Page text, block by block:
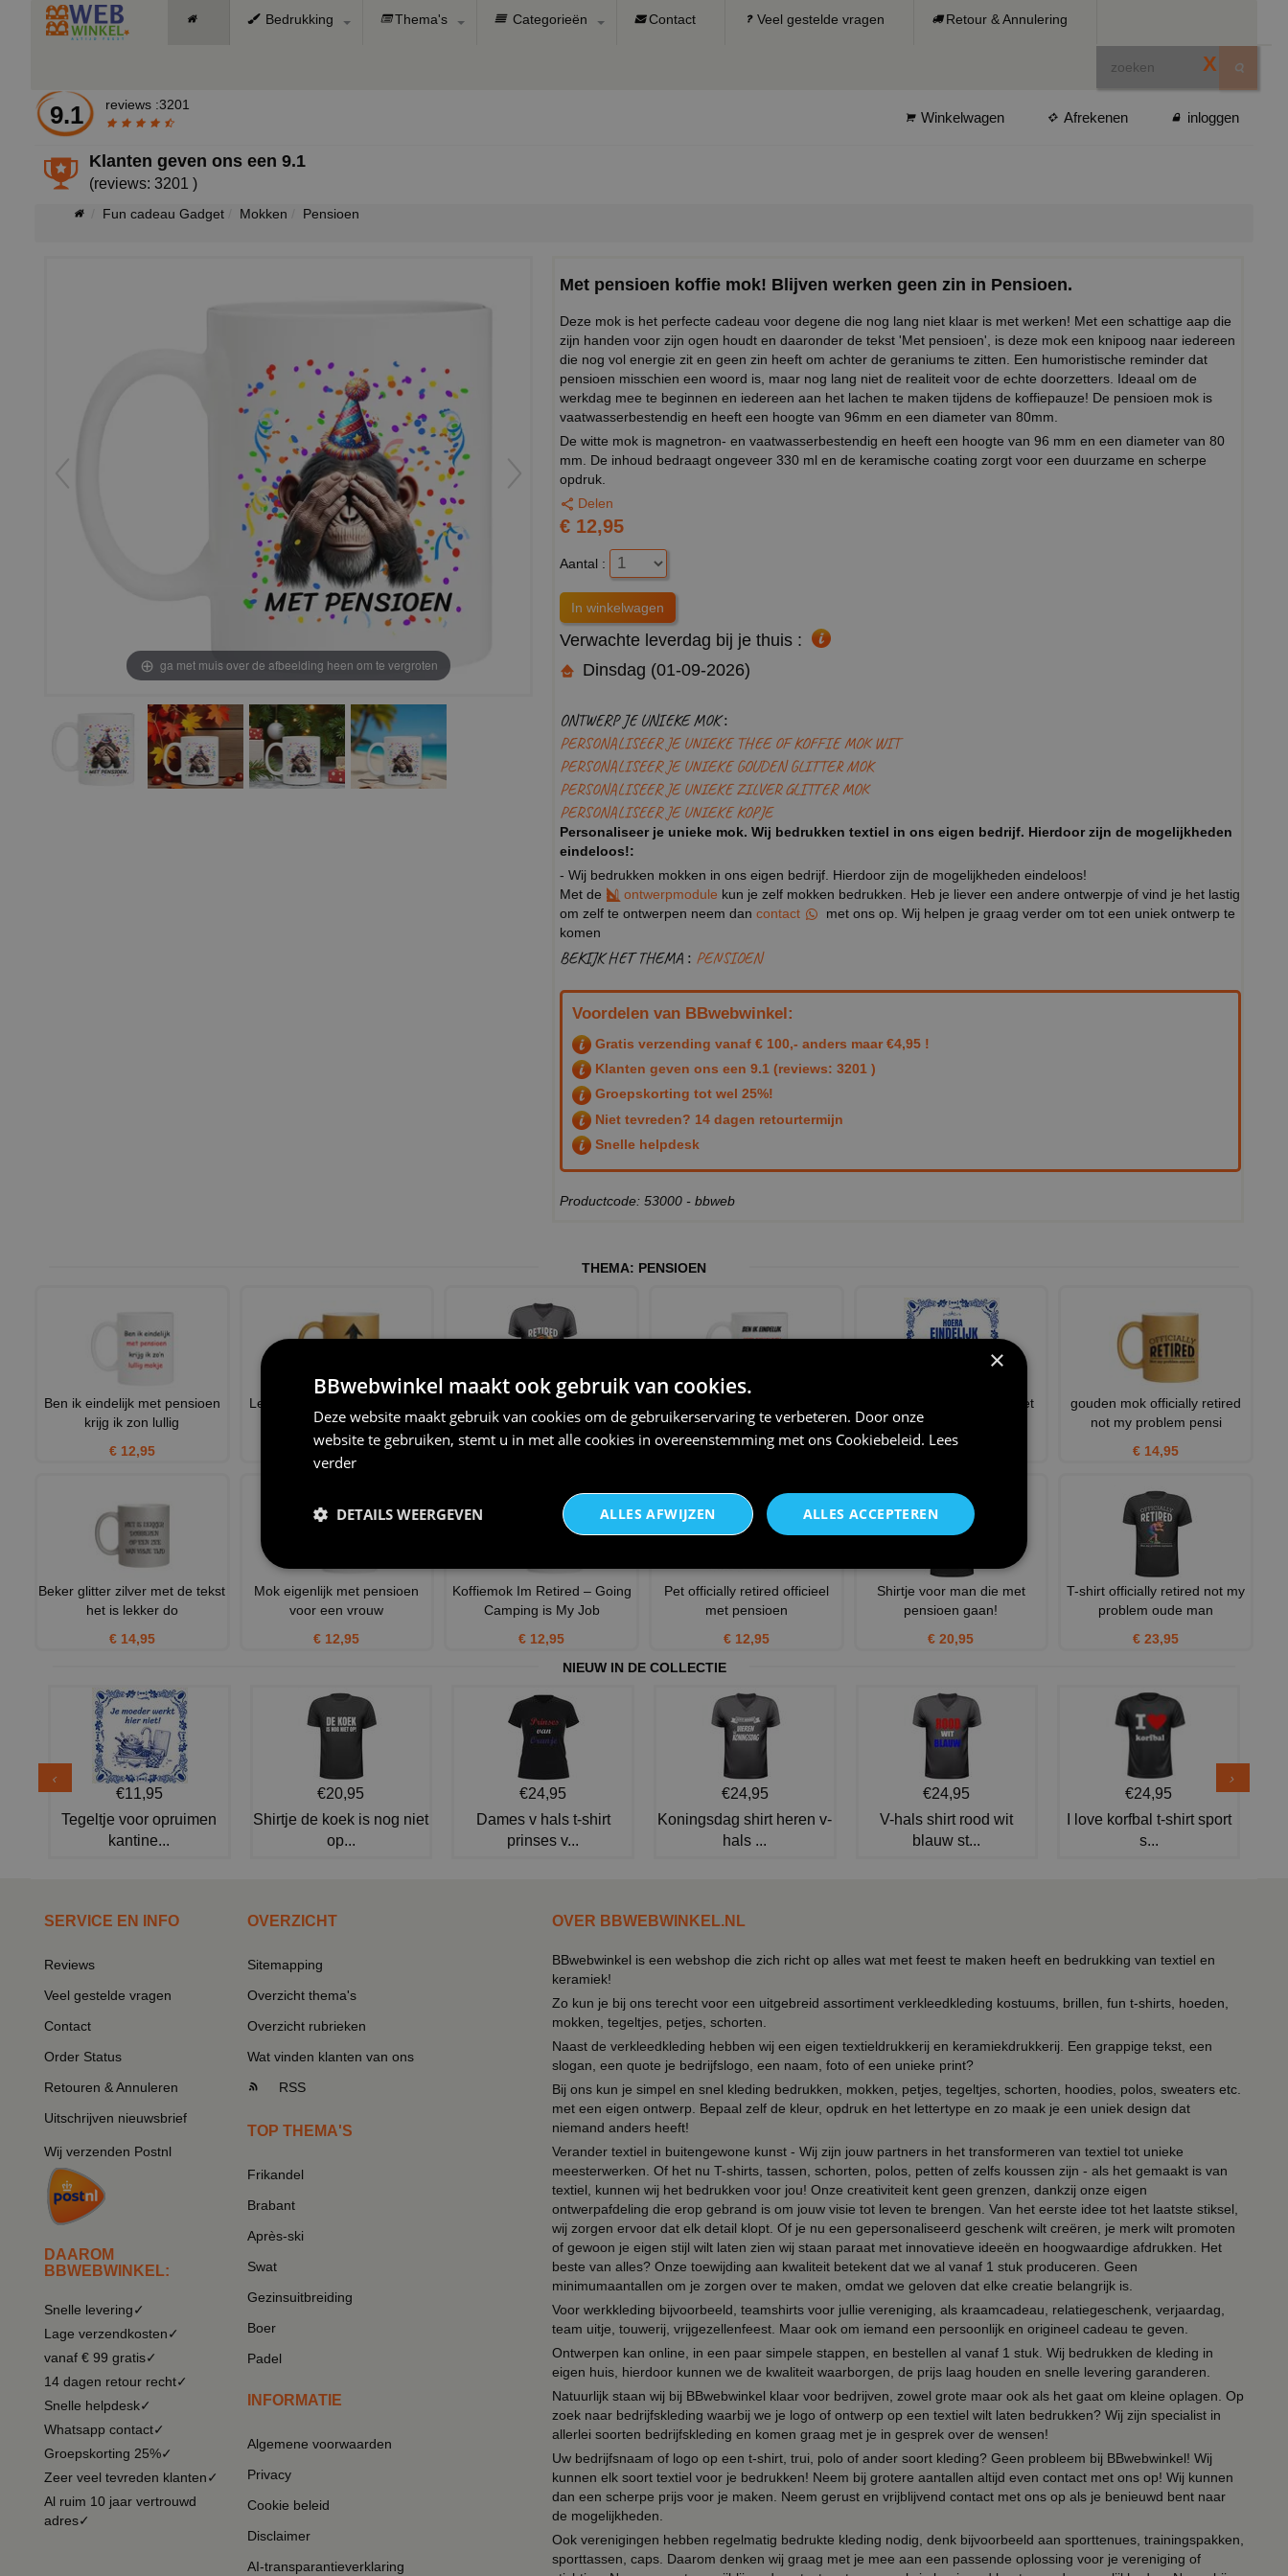
Bedrukking Thema's Categorieën Contact Veel gestelde vragen Retour & Annulering
X
9.1 reviews :3201
Winkelwagen Afrekenen inloggen
Klanten geven ons een9.1
(reviews: 3201 )
Fun cadeau Gadget Mokken Pensioen
ga met muis over de afbeelding heen om te vergroten
Met pensioen koffie mok! Blijven werken geen zin in Pensioen.
Deze mok is het perfecte cadeau voor degene die nog lang niet klaar is met werken! Met een schattige aap die
zijn handen voor zijn ogen houdt en daaronder de tekst 'Met pensioen', is deze mok een knipoog naar iedereen
die nog vol energie zit en geen zin heeft om achter de geraniums te zitten. Een humoristische reminder dat
pensioen misschien een woord is, maar nog lang niet de realiteit voor de echte doorzetters. Ideaal om de
werkdag mee te beginnen en iedereen aan het lachen te maken tijdens de koffiepauze! De pensioen mok is
vaatwasserbestendig en heeft een hoogte van 96mm en een diameter van 80mm.
De witte mok is magnetron- en vaatwasserbestendig en heeft een hoogte van 96 mm en een diameter van 80
mm. De inhoud bedraagt ongeveer 330 ml en de keramische coating zorgt voor een duurzame en scherpe
opdruk.
Delen
€ 12,95
Aantal :
Verwachte leverdag bij je thuis :
Dinsdag (01-09-2026)
ONTWERP JE UNIEKE MOK :
PERSONALISEER JE UNIEKE THEE OF KOFFIE MOK WIT
PERSONALISEER JE UNIEKE GOUDEN GLITTER MOK
PERSONALISEER JE UNIEKE ZILVER GLITTER MOK
PERSONALISEER JE UNIEKE KOPJE
Personaliseer je unieke mok. Wij bedrukken textiel in ons eigen bedrijf. Hierdoor zijn de mogelijkheden
eindeloos!:
- Wij bedrukken mokken in ons eigen bedrijf. Hierdoor zijn de mogelijkheden eindeloos!
Met de
ontwerpmodule kun je zelf mokken bedrukken. Heb je liever een andere ontwerpje of vind je het lastig
om zelf te ontwerpen neem dan contact
met ons op. Wij helpen je graag verder om tot een uniek ontwerp te
komen
BEKIJK HET THEMA : PENSIOEN
Voordelen van BBwebwinkel:
Gratis verzending vanaf € 100,- anders maar €4,95 !
Klanten geven ons een 9.1 (reviews: 3201 )
Groepskorting tot wel 25%!
Niet tevreden? 14 dagen retourtermijn
Snelle helpdesk
Productcode: 53000 - bbweb
THEMA: PENSIOEN
Ben ik eindelijk met pensioen
krijg ik zon lullig
€ 12,95
Leukste AOWer mok grappig
cadeau pensioen glitte
V-hals shirt officially retired not
my problem any
krijg ik zon rare m
€ 12,95
Tegeltje hoera eindelijk met
pensioen tegeltje
gouden mok officially retired
not my problem pensi
€ 14,95
Beker glitter zilver met de tekst
het is lekker do
€ 14,95
Mok eigenlijk met pensioen
voor een vrouw
€ 12,95
Koffiemok Im Retired – Going
Camping is My Job
€ 12,95
Pet officially retired officieel
met pensioen
€ 12,95
Shirtje voor man die met
pensioen gaan!
€ 20,95
T-shirt officially retired not my
problem oude man
€ 23,95
NIEUW IN DE COLLECTIE
€11,95
Tegeltje voor opruimen
kantine...
€20,95
Shirtje de koek is nog niet
op...
€24,95
Dames v hals t-shirt
prinses v...
€24,95
Koningsdag shirt heren v-
hals ...
€24,95
V-hals shirt rood wit
blauw st...
€24,95
I love korfbal t-shirt sport
s...
SERVICE EN INFO
Reviews
Veel gestelde vragen
Contact
Order Status
Retouren & Annuleren
Uitschrijven nieuwsbrief
Wij verzenden Postnl
DAAROM
BBWEBWINKEL:
Snelle levering✓
Lage verzendkosten✓
vanaf € 99 gratis✓
14 dagen retour recht✓
Snelle helpdesk✓
Whatsapp contact✓
Groepskorting 25%✓
Zeer veel tevreden klanten✓
Al ruim 10 jaar vertrouwd
adres✓
OVERZICHT
Sitemapping
Overzicht thema's
Overzicht rubrieken
Wat vinden klanten van ons
RSS
TOP THEMA'S
Frikandel
Brabant
Après-ski
Swat
Gezinsuitbreiding
Boer
Padel
INFORMATIE
Algemene voorwaarden
Privacy
Cookie beleid
Disclaimer
AI-transparantieverklaring
OVER BBWEBWINKEL.NL
BBwebwinkel is een webshop die zich richt op alles wat met feest te maken heeft en bedrukking van textiel en
keramiek!
Zo kun je bij ons terecht voor een uitgebreid assortiment verkleedkleding kostuums, brillen, fun t-shirts, hoeden,
mokken, tegeltjes, petjes, schorten.
Naast de verkleedkleding hebben wij een eigen textieldrukkerij en keramiekdrukkerij. Een grappige tekst, een
slogan, een quote je bedrijfslogo, een naam, foto of een unieke print?
Bij ons kun je simpel en snel kleding bedrukken, mokken, petjes, tegeltjes, schorten, hoodies, polos, sweaters etc.
met een eigen ontwerp. Bepaal zelf de kleur, opdruk en het lettertype en zo maak je een uniek design dat
niemand anders heeft!
Verander textiel in buitengewone kunst - Wij zijn jouw partners in het transformeren van textiel tot unieke
meesterwerken. Of het nu T-shirts, tassen, schorten, polos, petten of zelfs koussen zijn - als het gemaakt is van
textiel, kunnen wij het bedrukken voor jou! Onze creativiteit kent geen grenzen, dankzij onze eigen
ontwerpafdeling die erop gebrand is om jouw visie tot leven te brengen. Van het eerste idee tot het laatste stiksel,
wij zorgen ervoor dat elk detail klopt. Of je nu een gepersonaliseerd geschenk wilt creëren, je merk wilt promoten
of gewoon je eigen stijl wilt laten zien wij staan paraat met innovatieve ideeën en hoogwaardige afdrukken. Het
beste van alles? Onze toewijding aan kwaliteit betekent dat we al vanaf 1 stuk produceren. Geen
minimumaantallen om je zorgen over te maken, omdat we geloven dat elke creatie belangrijk is.
Voor werkkleding bijvoorbeeld, teamshirts voor jullie vereniging, als kraamcadeau, relatiegeschenk, verjaardag,
team uitje, touwerij, vrijgezellenfeest. Maar ook om iemand een persoonlijk en origineel cadeau te geven.
Ontwerpen kan online, in een paar simpele stappen, en bestellen al vanaf 1 stuk. Wij bedrukken de kleding in
eigen huis, hierdoor kunnen we de kwaliteit waarborgen, de prijs laag houden en snelle levering garanderen.
Natuurlijk staan wij bij BBwebwinkel klaar voor bedrijven, zowel grote maar ook als het gaat om kleine oplagen. Op
zoek naar bedrijfskleding waarbij we je logo of ontwerp op een textiel wilt laten bedrukken? Wij zijn specialist in
allerlei soorten bedrijfskleding en komen graag met je in gesprek over de wensen!
Uw bedrijfsnaam of logo op een t-shirt, trui, polo of ander soort kleding? Geen probleem bij BBwebwinkel! Wij
kunnen elk soort textiel voor je bedrukken! Neem bij grotere aantallen altijd even contact met ons op! Wij kunnen
dan een scherpe prijs voor je maken. Neem gerust en vrijblijvend contact met ons op als je benieuwd bent naar
de mogelijkheden.
Ook verenigingen hebben regelmatig bedrukte kleding nodig, denk bijvoorbeeld aan sporttenues, trainingspakken,
sporttassen, caps. Daarom denken wij graag met je mee aan een passende oplossing voor je vereniging of
×
BBwebwinkel maakt ook gebruik van cookies.
Deze website maakt gebruik van cookies om de gebruikerservaring te verbeteren. Door onze
website te gebruiken, stemt u in met alle cookies in overeenstemming met ons Cookiebeleid. Lees
verder
ALLES ACCEPTEREN
ALLES AFWIJZEN
DETAILS WEERGEVEN